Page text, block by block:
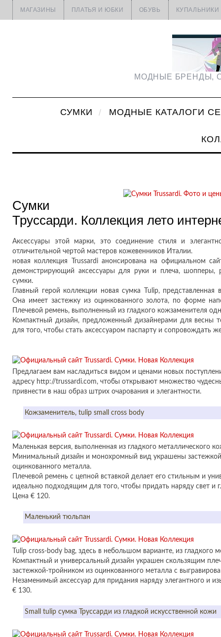
МАГАЗИНЫ ПЛАТЬЯ И ЮБКИ ОБУВЬ КУПАЛЬНИКИ
МОДНЫЕ БРЕНДЫ,
СУМКИ МОДНЫЕ КАТАЛОГИ
Сумки
Труссарди. Коллекция лето
Аксессуары этой марки, это соединение стиля и
отличительной чертой мастеров кожевенников Италии.
новая коллекция Trussardi анонсирована на официальном
демонстрирующий аксессуары для руки и плеча, шопперы,
сумки.
Главный герой коллекции новая сумка Tulip, представленная
Она имеет застежку из оцинкованного золота, по форме
Плечевой ремень, выполненный из гладкого кожзаменителя
Компактный дизайн, предложенный дизайнерами для весны
для того, чтобы стать аксессуаром паспарту и сопровождать
Предлагаем вам насладиться видом и ценами новых
адресу http://trussardi.com, чтобы открывают множество
привнести в наш образ штрих очарования и элегантности.
Кожзаменитель, tulip small cross body
Маленькая версия, выполненная из гладкого металлического
Минимальный дизайн и монохромный вид украшены
оцинкованного металла.
Плечевой ремень с цепной вставкой делает его стильным и
идеально подходящим для того, чтобы придать наряду свет и
Цена € 120.
Маленький тюльпан
Tulip cross-body bag, здесь в небольшом варианте, из гладкого
Компактный и универсальный дизайн украшен скользящим
застежкой-тройником из оцинкованного металла с
Незаменимый аксессуар для придания наряду элегантного и
€ 130.
Small tulip сумка Труссарди из гладкой искусственной кожи